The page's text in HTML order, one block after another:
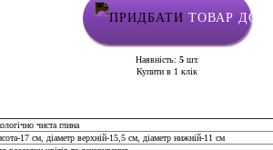
ТОВАР
Наявність: 5шт.
Купити в 1 клік
чиста глина
17 см, діаметр верхній-15,5 см, діаметр нижній-11 см